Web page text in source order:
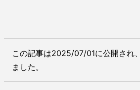
この記事は2025/07/01に公開され
ました。